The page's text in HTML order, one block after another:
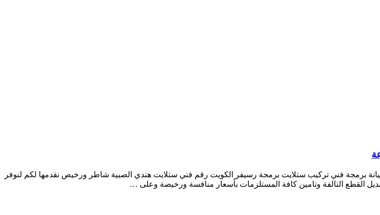
برمجة فني تركيب ستلايت برمجة رسيفر الكويت رقم فني ستلايت هندي الصبية شاطر ورخيص نقدمها لكم لنوفر
القطع التالفة وتامين كافة المستلزمات بأسعار منافسة ورخيصة وعلى …